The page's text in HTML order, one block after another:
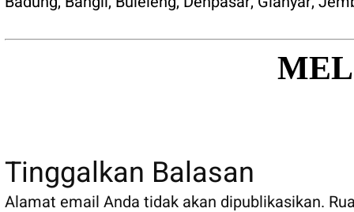
Tinggalkan Balasan
Alamat email Anda tidak akan dipublikasikan.